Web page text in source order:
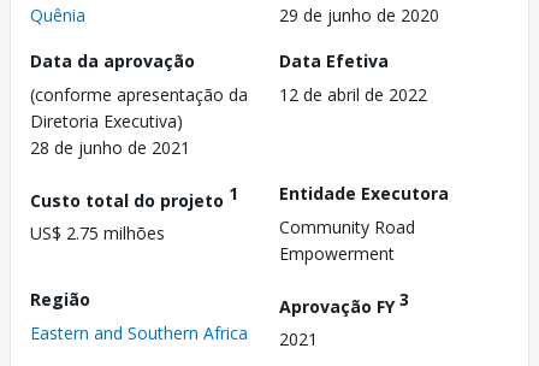
Quênia
29 de junho de 2020
Data da aprovação
(conforme apresentação da
Diretoria Executiva)
28 de junho de 2021
Data Efetiva
12 de abril de 2022
Custo total do projeto 1
US$ 2.75 milhões
Entidade Executora
Community Road
Empowerment
Região
Eastern and Southern Africa
Aprovação FY3
2021